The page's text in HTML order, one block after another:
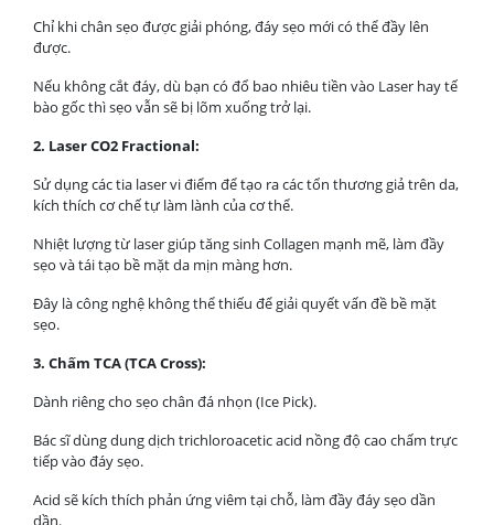
Chỉ khi chân sẹo được giải phóng, đáy sẹo mới có thể đầy lên
được.
Nếu không cắt đáy, dù bạn có đổ bao nhiêu tiền vào Laser hay tế
bào gốc thì sẹo vẫn sẽ bị lõm xuống trở lại.
2. Laser CO2 Fractional:
Sử dụng các tia laser vi điểm để tạo ra các tổn thương giả trên da,
kích thích cơ chế tự làm lành của cơ thể.
Nhiệt lượng từ laser giúp tăng sinh Collagen mạnh mẽ, làm đầy
sẹo và tái tạo bề mặt da mịn màng hơn.
Đây là công nghệ không thể thiếu để giải quyết vấn đề bề mặt
sẹo.
3. Chấm TCA (TCA Cross):
Dành riêng cho sẹo chân đá nhọn (Ice Pick).
Bác sĩ dùng dung dịch trichloroacetic acid nồng độ cao chấm trực
tiếp vào đáy sẹo.
Acid sẽ kích thích phản ứng viêm tại chỗ, làm đầy đáy sẹo dần
dần.